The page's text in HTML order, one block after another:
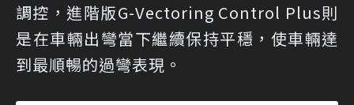
調控，進階版G-Vectoring Control Plus則
是在車輛出彎當下繼續保持平穩，使車輛達
到最順暢的過彎表現。